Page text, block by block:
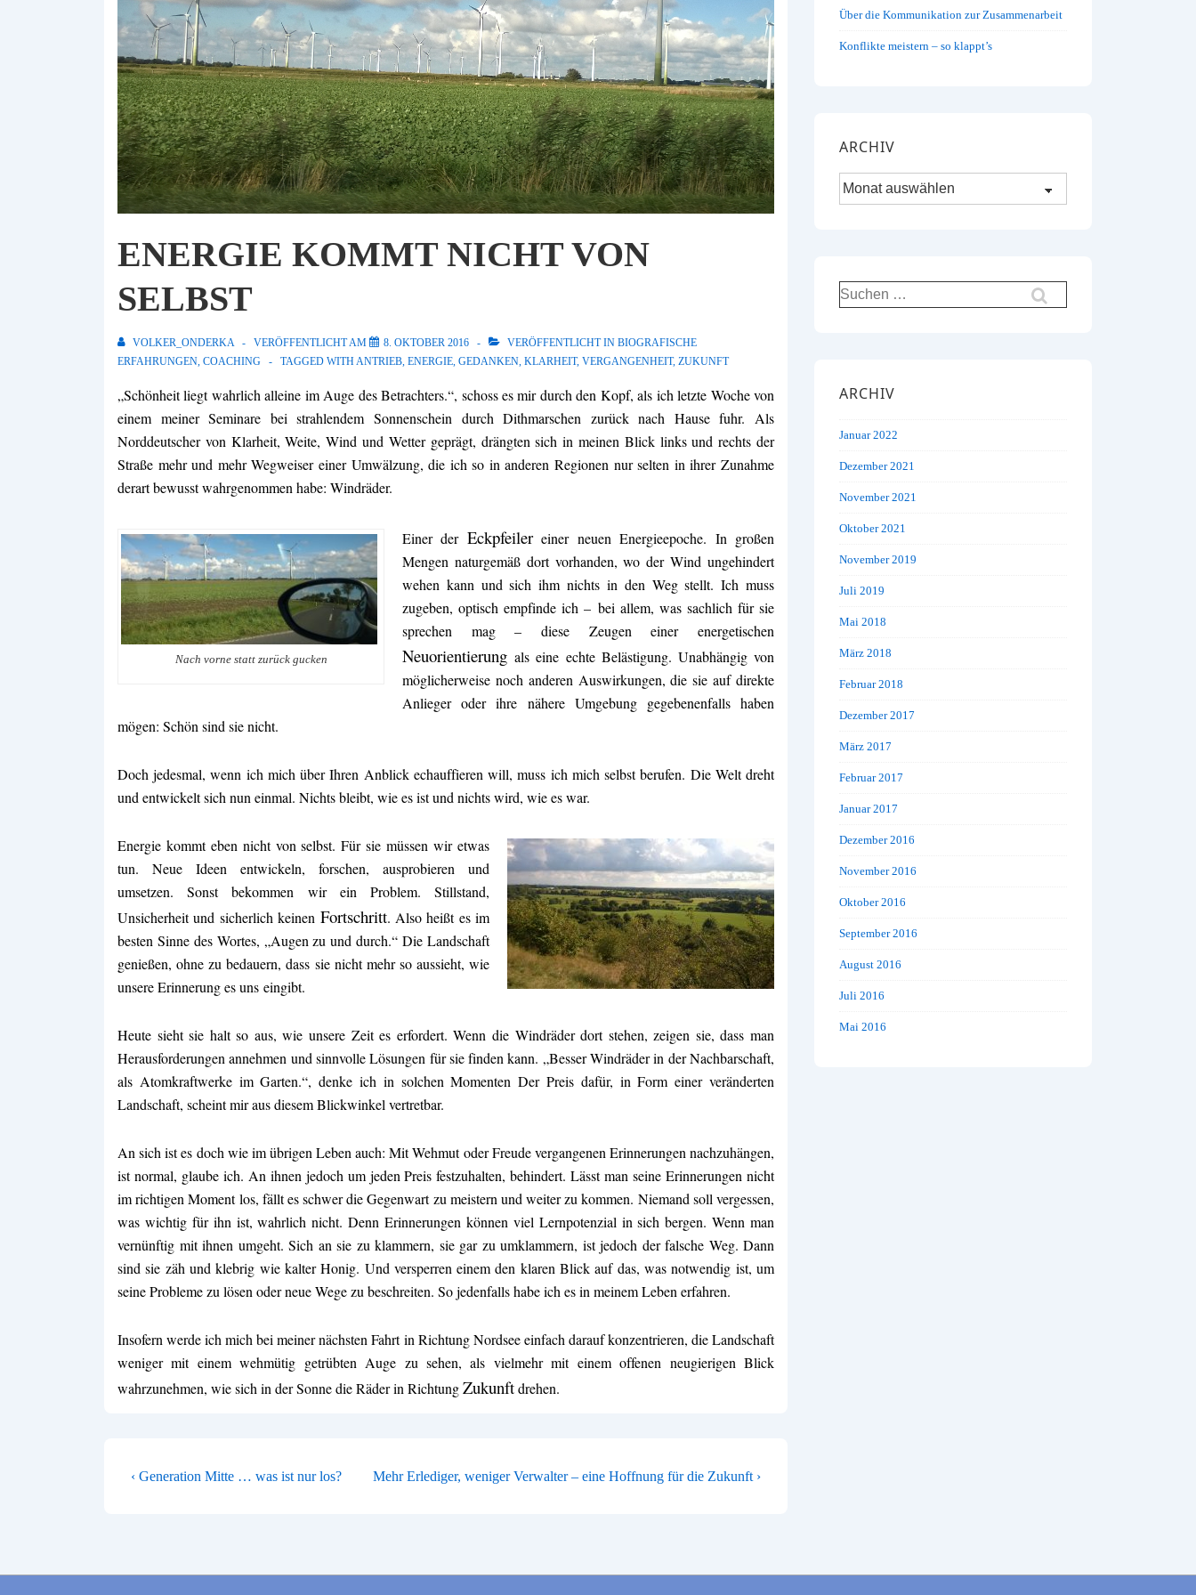
ENERGIE KOMMT NICHT VON
SELBST
VOLKER_ONDERKA VERÖFFENTLICHT AM 8. OKTOBER 2016 VERÖFFENTLICHT IN BIOGRAFISCHE
ERFAHRUNGEN, COACHING TAGGED WITHANTRIEB, ENERGIE, GEDANKEN, KLARHEIT, VERGANGENHEIT, ZUKUNFT
„Schönheit liegt wahrlich alleine im Auge des Betrachters.“, schoss es mir durch den Kopf, als ich letzte Woche von
einem meiner Seminare bei strahlendem Sonnenschein durch Dithmarschen zurück nach Hause fuhr. Als
Norddeutscher von Klarheit, Weite, Wind und Wetter geprägt, drängten sich in meinen Blick links und rechts der
Straße mehr und mehr Wegweiser einer Umwälzung, die ich so in anderen Regionen nur selten in ihrer Zunahme
derart bewusst wahrgenommen habe: Windräder.
Nach vorne statt zurück gucken
Einer der Eckpfeilereiner neuen Energieepoche. In großen
Mengen naturgemäß dort vorhanden, wo der Wind ungehindert
wehen kann und sich ihm nichts in den Weg stellt. Ich muss
zugeben, optisch empfinde ich – bei allem, was sachlich für sie
sprechen mag – diese Zeugen einer energetischen
Neuorientierungals eine echte Belästigung. Unabhängig von
möglicherweise noch anderen Auswirkungen, die sie auf direkte
Anlieger oder ihre nähere Umgebung gegebenenfalls haben
mögen: Schön sind sie nicht.
Doch jedesmal, wenn ich michüber Ihren Anblick echauffieren will, muss ich mich selbst berufen. Die Welt dreht
und entwickelt sich nun einmal. Nichts bleibt, wie es ist und nichts wird, wie es war.
Energie kommt eben nicht von selbst. Für sie müssen wir etwas
tun. Neue Ideen entwickeln, forschen, ausprobieren und
umsetzen. Sonst bekommen wir ein Problem. Stillstand,
Unsicherheit und sicherlich keinen Fortschritt. Also heißt es im
besten Sinne des Wortes, „Augen zu und durch.“ Die Landschaft
genießen, ohne zu bedauern, dass sie nicht mehr so aussieht, wie
unsere Erinnerung es uns eingibt.
Heute sieht sie halt so aus, wie unsere Zeit es erfordert. Wenn die Windräder dort stehen, zeigen sie, dass man
Herausforderungen annehmen und sinnvolle Lösungen für sie finden kann. „Besser Windräder in der Nachbarschaft,
als Atomkraftwerke im Garten.“, denke ich in solchen Momenten Der Preis dafür, in Form einer veränderten
Landschaft, scheint mir aus diesem Blickwinkel vertretbar.
An sich ist es doch wie im übrigen Leben auch: Mit Wehmut oder Freude vergangenen Erinnerungen nachzuhängen,
ist normal, glaube ich. An ihnen jedoch um jeden Preis festzuhalten, behindert. Lässt man seine Erinnerungen nicht
im richtigen Moment los, fällt es schwer die Gegenwart zu meistern und weiter zu kommen. Niemand soll vergessen,
was wichtig für ihn ist, wahrlich nicht. Denn Erinnerungen können viel Lernpotenzial in sich bergen. Wenn man
vernünftig mit ihnen umgeht. Sich an sie zu klammern, sie gar zu umklammern, ist jedoch der falsche Weg. Dann
sind sie zäh und klebrig wie kalter Honig. Und versperren einem den klaren Blick auf das, was notwendig ist, um
seine Probleme zu lösen oder neue Wege zu beschreiten. So jedenfalls habe ich es in meinem Leben erfahren.
Insofern werde ich mich bei meiner nächsten Fahrt in Richtung Nordsee einfach darauf konzentrieren, die Landschaft
weniger mit einem wehmütig getrübten Auge zu sehen, als vielmehr mit einem offenen neugierigen Blick
wahrzunehmen, wie sich in der Sonne die Räder in RichtungZukunftdrehen.
BEITRAGSNAVIGATION
Vorheriger
‹ Generation Mitte … was ist nur los?
Nächster
Mehr Erlediger, weniger Verwalter – eine Hoffnung für die Zukunft ›
Über die Kommunikation zur Zusammenarbeit
Konflikte meistern – so klappt’s
ARCHIV
Archiv
Suchen
nach:
ARCHIV
Januar 2022
Dezember 2021
November 2021
Oktober 2021
November 2019
Juli 2019
Mai 2018
März 2018
Februar 2018
Dezember 2017
März 2017
Februar 2017
Januar 2017
Dezember 2016
November 2016
Oktober 2016
September 2016
August 2016
Juli 2016
Mai 2016